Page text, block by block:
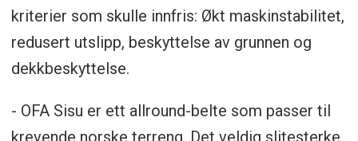
kriterier som skulle innfris: Økt maskinstabilitet,
redusert utslipp, beskyttelse av grunnen og
dekkbeskyttelse.
- OFA Sisu er ett allround-belte som passer til
krevende norske terreng. Det veldig slitesterke